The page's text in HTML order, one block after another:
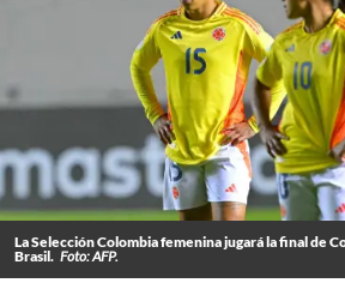
La Selección Colombia femenina jugará la final de
Brasil. Foto: AFP.